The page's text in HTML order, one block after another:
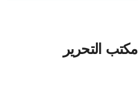
مكتب التحرير